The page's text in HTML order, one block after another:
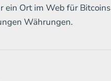
ein Ort im Web für Bitcoins
Währungen.